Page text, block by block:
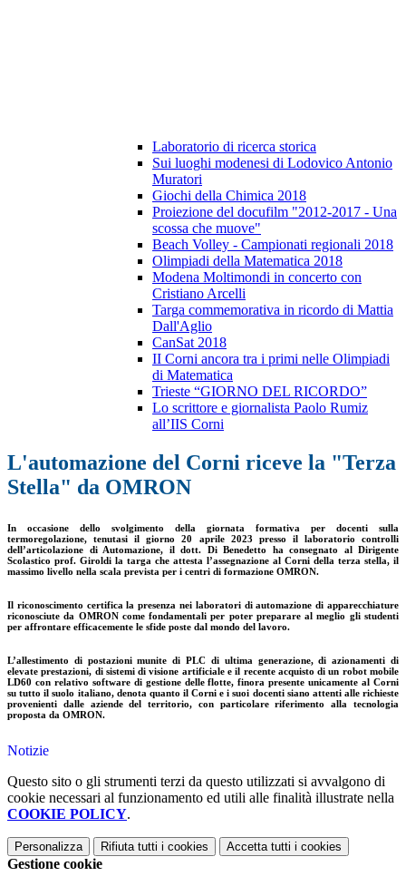
Laboratorio di ricerca storica
Sui luoghi modenesi di Lodovico Antonio
Muratori
Giochi della Chimica 2018
Proiezione del docufilm "2012-2017 - Una
scossa che muove"
Beach Volley - Campionati regionali 2018
Olimpiadi della Matematica 2018
Modena Moltimondi in concerto con
Cristiano Arcelli
Targa commemorativa in ricordo di Mattia
Dall'Aglio
CanSat 2018
II Corni ancora tra i primi nelle Olimpiadi
di Matematica
Trieste “GIORNO DEL RICORDO”
Lo scrittore e giornalista Paolo Rumiz
all’IIS Corni
L'automazione del Corni riceve la "Terza
Stella" da OMRON
In occasione dello svolgimento della giornata formativa per docenti sulla
termoregolazione, tenutasi il giorno 20 aprile 2023 presso il laboratorio controlli
dell’articolazione di Automazione, il dott. Di Benedetto ha consegnato al Dirigente
Scolastico prof. Giroldi la targa che attesta l’assegnazione al Corni della terza stella, il
massimo livello nella scala prevista per i centri di formazione OMRON.
Il riconoscimento certifica la presenza nei laboratori di automazione di apparecchiature
riconosciute da OMRON come fondamentali per poter preparare al meglio gli studenti
per affrontare efficacemente le sfide poste dal mondo del lavoro.
L’allestimento di postazioni munite di PLC di ultima generazione, di azionamenti di
elevate prestazioni, di sistemi di visione artificiale e il recente acquisto di un robot mobile
LD60 con relativo software di gestione delle flotte, finora presente unicamente al Corni
su tutto il suolo italiano, denota quanto il Corni e i suoi docenti siano attenti alle richieste
provenienti dalle aziende del territorio, con particolare riferimento alla tecnologia
proposta da OMRON.
Notizie
Questo sito o gli strumenti terzi da questo utilizzati si avvalgono di
cookie necessari al funzionamento ed utili alle finalità illustrate nella
COOKIE POLICY.
Personalizza Rifiuta tutti i cookies Accetta tutti i cookies
Gestione cookie